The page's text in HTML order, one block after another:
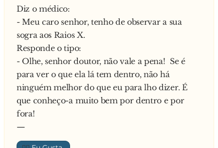
Empinando mais o nariz, Joãozinho voltou a
repetir:
- Tem certeza disso?
- Absolutíssima! – respondeu a professora.
Joãozinho levanta então a imensa pilha de
provas, enfia a dele no meio, dá uma
embaralhadinha e diz:
- Então descobra…
Diz o médico:
- Meu caro senhor, tenho de observar a sua
sogra aos Raios X.
Responde o tipo:
- Olhe, senhor doutor, não vale a pena! Se é
para ver o que ela lá tem dentro, não há
ninguém melhor do que eu para lho dizer. É
que conheço-a muito bem por dentro e por
fora!
—